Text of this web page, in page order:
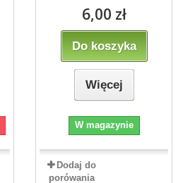
6,00 zł
Do koszyka
Więcej
W magazynie
Dodaj do
porówania